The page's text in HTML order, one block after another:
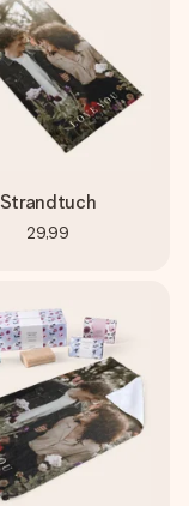
Strandtuch
29,99